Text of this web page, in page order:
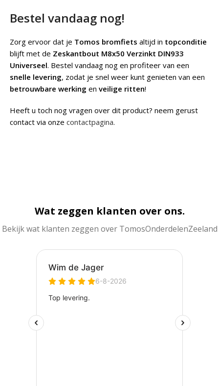
Bestel vandaag nog!
Zorg ervoor dat je Tomos bromfiets altijd in topconditie
blijft met de Zeskantbout M8x50 Verzinkt DIN933
Universeel. Bestel vandaag nog en profiteer van een
snelle levering, zodat je snel weer kunt genieten van een
betrouwbare werking en veilige ritten!
Heeft u toch nog vragen over dit product? neem gerust
contact via onze contactpagina.
Wat zeggen klanten over ons.
Bekijk wat klanten zeggen over TomosOnderdelenZeeland